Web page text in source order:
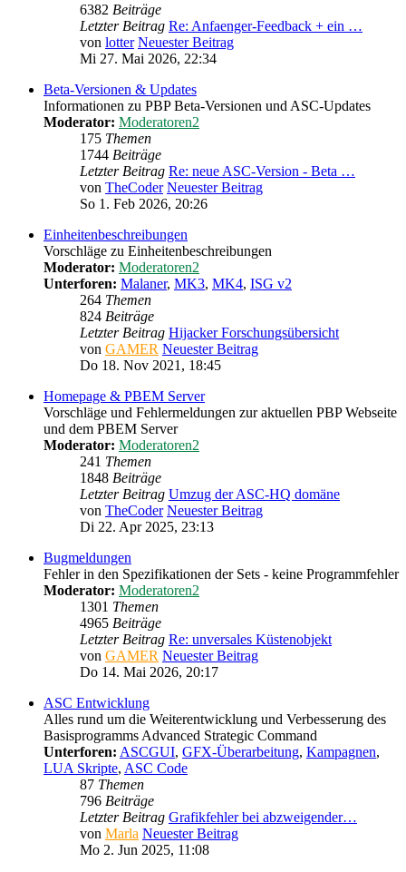
6382 Beiträge
Letzter Beitrag Re: Anfaenger-Feedback + ein …
von lotter Neuester Beitrag
Mi 27. Mai 2026, 22:34
Beta-Versionen & Updates
Informationen zu PBP Beta-Versionen und ASC-Updates
Moderator: Moderatoren2
175 Themen
1744 Beiträge
Letzter Beitrag Re: neue ASC-Version - Beta …
von TheCoder Neuester Beitrag
So 1. Feb 2026, 20:26
Einheitenbeschreibungen
Vorschläge zu Einheitenbeschreibungen
Moderator: Moderatoren2
Unterforen: Malaner, MK3, MK4, ISG v2
264 Themen
824 Beiträge
Letzter Beitrag Hijacker Forschungsübersicht
von GAMER Neuester Beitrag
Do 18. Nov 2021, 18:45
Homepage & PBEM Server
Vorschläge und Fehlermeldungen zur aktuellen PBP Webseite
und dem PBEM Server
Moderator: Moderatoren2
241 Themen
1848 Beiträge
Letzter Beitrag Umzug der ASC-HQ domäne
von TheCoder Neuester Beitrag
Di 22. Apr 2025, 23:13
Bugmeldungen
Fehler in den Spezifikationen der Sets - keine Programmfehler
Moderator: Moderatoren2
1301 Themen
4965 Beiträge
Letzter Beitrag Re: unversales Küstenobjekt
von GAMER Neuester Beitrag
Do 14. Mai 2026, 20:17
ASC Entwicklung
Alles rund um die Weiterentwicklung und Verbesserung des
Basisprogramms Advanced Strategic Command
Unterforen: ASCGUI, GFX-Überarbeitung, Kampagnen,
LUA Skripte, ASC Code
87 Themen
796 Beiträge
Letzter Beitrag Grafikfehler bei abzweigender…
von Marla Neuester Beitrag
Mo 2. Jun 2025, 11:08